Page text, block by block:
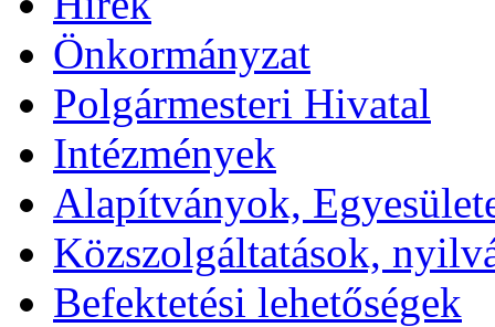
Önkormányzat
Polgármesteri Hivatal
Intézmények
Alapítványok,
Közszolgáltatások,
Befektetési lehetőségek